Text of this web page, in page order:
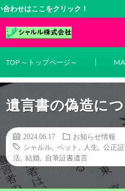
をクリック！
TOP ～トップページ～
遺言書の偽造に
2024.06.17
お知らせ情報
シャルル
ペット 人生 公正
活
結婚 自筆証書遺言